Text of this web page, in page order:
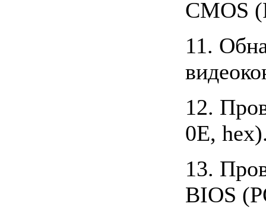
CMOS
11.
12.
0E,
13.
BIOS